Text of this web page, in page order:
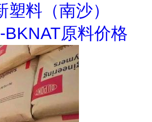
料（南沙）
BKNAT原料价格